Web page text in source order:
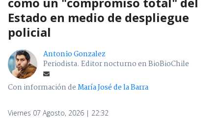
Estado en medio de despliegue
policial
Antonio Gonzalez
Periodista. Editor nocturno en BioBioChile
Con información deMaría José de la Barra
Viernes 07 Agosto, 2026 | 22:32